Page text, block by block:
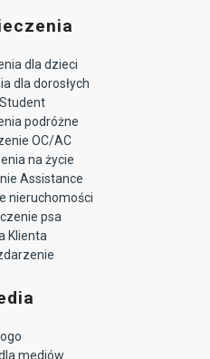
dla dzieci
dla dorosłych
Student
podróżne
OC/AC
na życie
Assistance
nieruchomości
psa
Klienta
Logo
mediów